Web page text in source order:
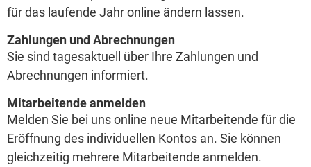
für das laufende Jahr online ändern lassen.
Zahlungen und Abrechnungen
Sie sind tagesaktuell über Ihre Zahlungen und
Abrechnungen informiert.
Mitarbeitende anmelden
Melden Sie bei uns online neue Mitarbeitende für die
Eröffnung des individuellen Kontos an. Sie können
gleichzeitig mehrere Mitarbeitende anmelden.